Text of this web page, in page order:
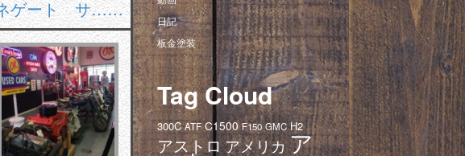
ゲート サ……
日記
板金塗装
Tag Cloud
300C ATF C1500 F150 GMC H2
アストロアメリカア